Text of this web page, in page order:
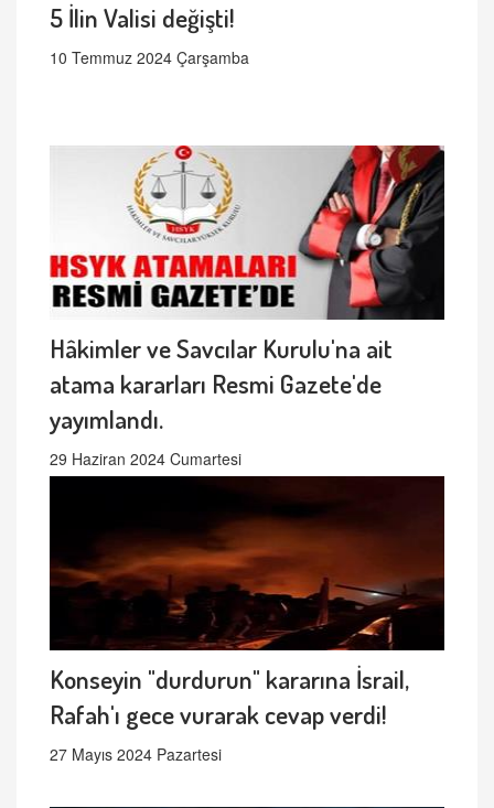
5 İlin Valisi değişti!
10 Temmuz 2024 Çarşamba
Hâkimler ve Savcılar Kurulu'na ait
atama kararları Resmi Gazete'de
yayımlandı.
29 Haziran 2024 Cumartesi
Konseyin "durdurun" kararına İsrail,
Rafah'ı gece vurarak cevap verdi!
27 Mayıs 2024 Pazartesi